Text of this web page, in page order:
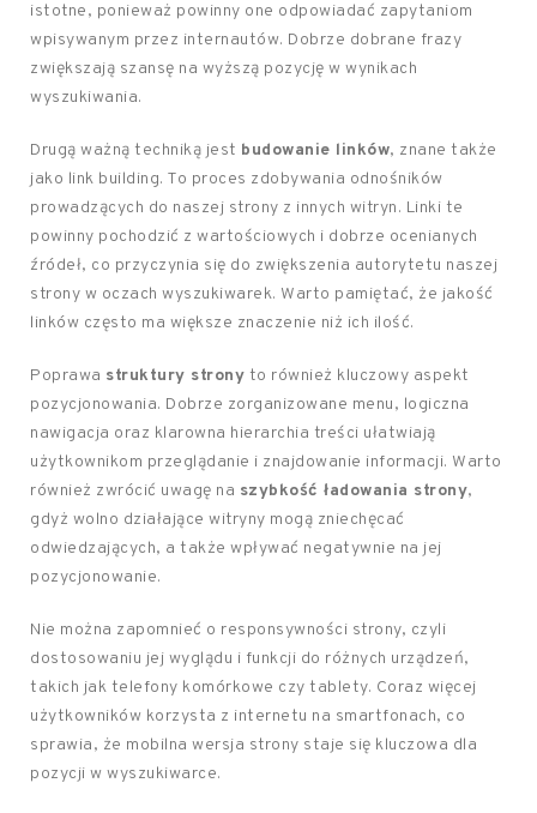
istotne, ponieważ powinny one odpowiadać zapytaniom
wpisywanym przez internautów. Dobrze dobrane frazy
zwiększają szansę na wyższą pozycję w wynikach
wyszukiwania.
Drugą ważną techniką jest budowanie linków, znane także
jako link building. To proces zdobywania odnośników
prowadzących do naszej strony z innych witryn. Linki te
powinny pochodzić z wartościowych i dobrze ocenianych
źródeł, co przyczynia się do zwiększenia autorytetu naszej
strony w oczach wyszukiwarek. Warto pamiętać, że jakość
linków często ma większe znaczenie niż ich ilość.
Poprawa struktury strony to również kluczowy aspekt
pozycjonowania. Dobrze zorganizowane menu, logiczna
nawigacja oraz klarowna hierarchia treści ułatwiają
użytkownikom przeglądanie i znajdowanie informacji. Warto
również zwrócić uwagę na szybkość ładowania strony,
gdyż wolno działające witryny mogą zniechęcać
odwiedzających, a także wpływać negatywnie na jej
pozycjonowanie.
Nie można zapomnieć o responsywności strony, czyli
dostosowaniu jej wyglądu i funkcji do różnych urządzeń,
takich jak telefony komórkowe czy tablety. Coraz więcej
użytkowników korzysta z internetu na smartfonach, co
sprawia, że mobilna wersja strony staje się kluczowa dla
pozycji w wyszukiwarce.